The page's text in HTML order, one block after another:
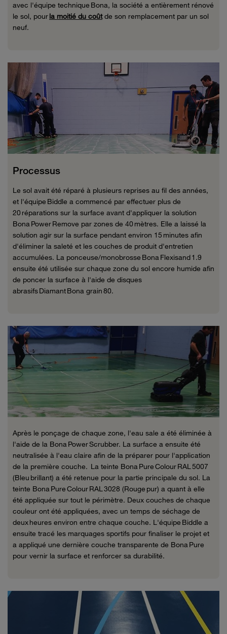
avec l'équipe technique Bona, la société a entièrement rénové
le sol, pourla moitié du coût de son remplacement par un sol
neuf.
Processus
Le sol avait été réparé à plusieurs reprises au fil des années,
et l'équipe Biddle a commencé par effectuer plus de
20 réparations sur la surface avant d'appliquer la solution
Bona PowerRemove par zones de 40 mètres. Elle a laissé la
solution agir sur la surface pendant environ 15 minutes afin
d'éliminer la saleté et les couches de produit d'entretien
accumulées. La ponceuse/monobrosse BonaFlexisand1.9
ensuite été utilisée sur chaque zone du sol encore humide afin
de poncer la surface à l'aide de disques
abrasifs Diamant Bona grain 80.
Après le ponçage de chaque zone, l'eau sale a été éliminée à
l'aide de la Bona Power Scrubber. La surface a ensuite été
neutralisée à l'eau claire afin de la préparer pour l'application
de la première couche. La teinte Bona PureColourRAL 5007
(Bleu brillant) a été retenue pour la partie principale du sol. La
teinte Bona PureColourRAL 3028 (Rouge pur) a quant à elle
été appliquée sur tout le périmètre. Deux couches de chaque
couleur ont été appliquées, avec un temps de séchage de
deux heures environ entre chaque couche. L'équipe Biddle a
ensuite tracé les marquages sportifs pour finaliser le projet et
a appliqué une dernière couche transparente de Bona Pure
pour vernir la surface et renforcer sa durabilité.